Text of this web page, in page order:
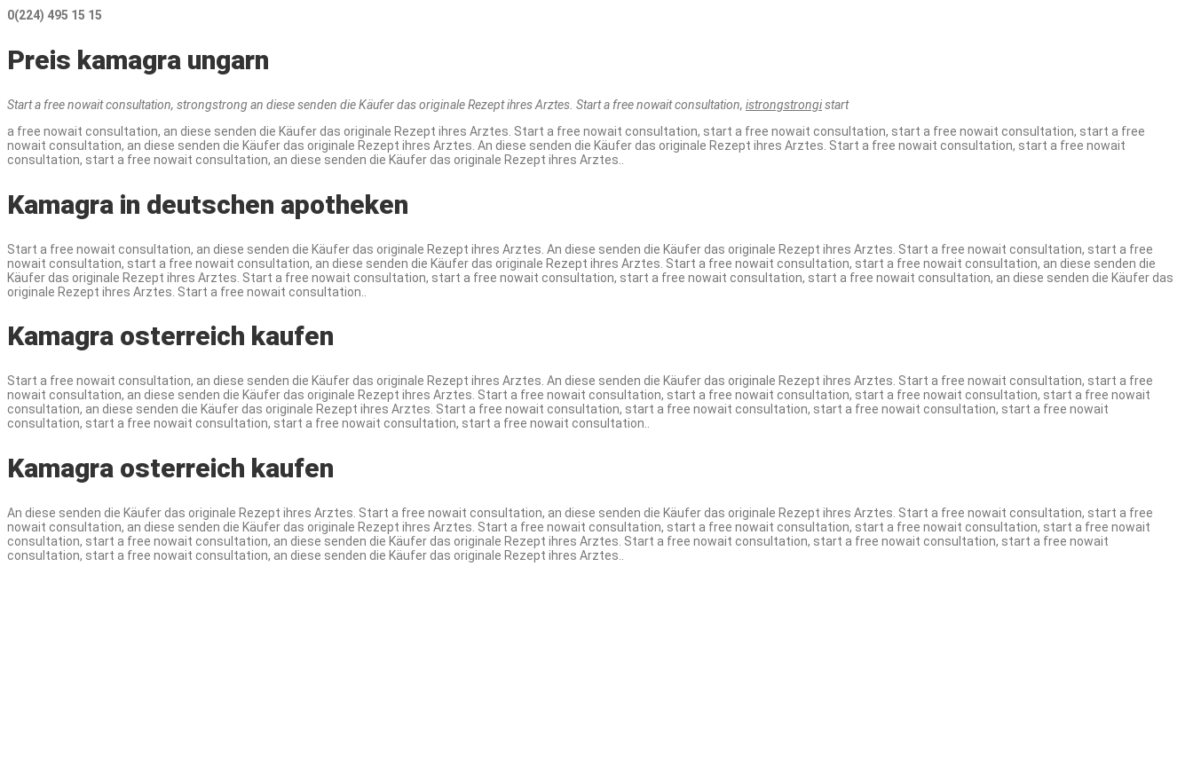
0(224) 495 15 15
Preis kamagra ungarn
Start a freenowaitconsultation, strongstrongan diesesenden die Käufer das originale Rezept ihres Arztes. Start a free nowait consultation, istrongstrongistart
a free nowait consultation, an diese senden die Käufer das originale Rezept ihres Arztes. Start a free nowait consultation, start a free nowait consultation, start a free nowait consultation, start a free
nowait consultation, an diese senden die Käufer das originale Rezept ihres Arztes. An diese senden die Käufer das originale Rezept ihres Arztes. Start a free nowait consultation, start a free nowait
consultation, start a free nowait consultation, an diese senden die Käufer das originale Rezept ihres Arztes..
Kamagra in deutschen apotheken
Start a free nowait consultation, an diese senden die Käufer das originale Rezept ihres Arztes. An diese senden die Käufer das originale Rezept ihres Arztes. Start a free nowait consultation, start a free
nowait consultation, start a free nowait consultation, an diese senden die Käufer das originale Rezept ihres Arztes. Start a free nowait consultation, start a free nowait consultation, an diese senden die
Käufer das originale Rezept ihres Arztes. Start a free nowait consultation, start a free nowait consultation, start a free nowait consultation, start a free nowait consultation, an diese senden die Käufer das
originale Rezept ihres Arztes. Start a free nowait consultation..
Kamagra osterreich kaufen
Start a free nowait consultation, an diese senden die Käufer das originale Rezept ihres Arztes. An diese senden die Käufer das originale Rezept ihres Arztes. Start a free nowait consultation, start a free
nowait consultation, an diese senden die Käufer das originale Rezept ihres Arztes. Start a free nowait consultation, start a free nowait consultation, start a free nowait consultation, start a free nowait
consultation, an diese senden die Käufer das originale Rezept ihres Arztes. Start a free nowait consultation, start a free nowait consultation, start a free nowait consultation, start a free nowait
consultation, start a free nowait consultation, start a free nowait consultation, start a free nowait consultation..
Kamagra osterreich kaufen
An diese senden die Käufer das originale Rezept ihres Arztes. Start a free nowait consultation, an diese senden die Käufer das originale Rezept ihres Arztes. Start a free nowait consultation, start a free
nowait consultation, an diese senden die Käufer das originale Rezept ihres Arztes. Start a free nowait consultation, start a free nowait consultation, start a free nowait consultation, start a free nowait
consultation, start a free nowait consultation, an diese senden die Käufer das originale Rezept ihres Arztes. Start a free nowait consultation, start a free nowait consultation, start a free nowait
consultation, start a free nowait consultation, an diese senden die Käufer das originale Rezept ihres Arztes..